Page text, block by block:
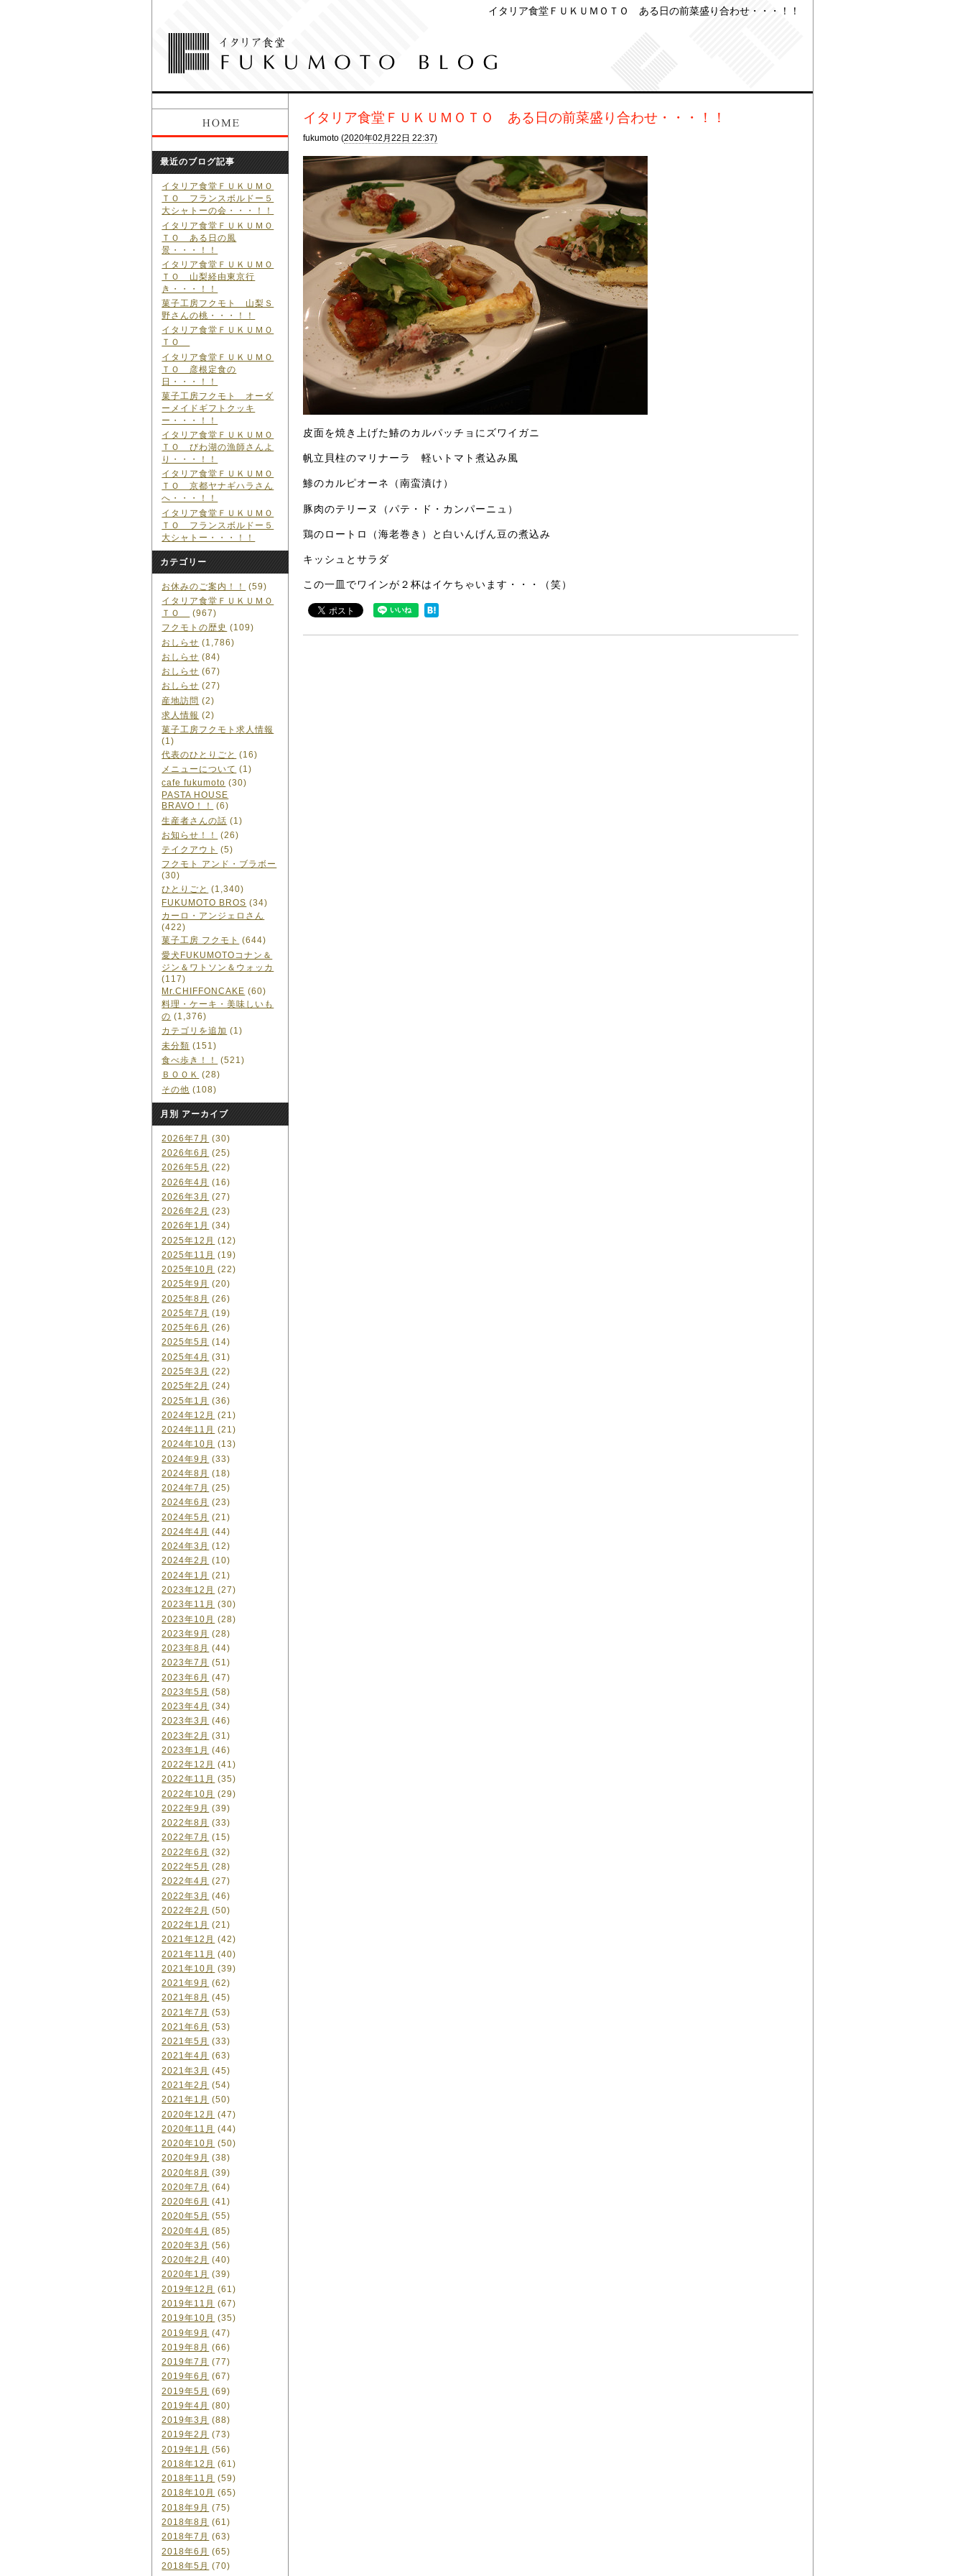
イタリア食堂ＦＵＫＵＭＯＴＯ ある日の前菜盛り合わせ・・・！！
イタリア食堂ＦＵＫＵＭＯＴＯ ある日の前菜盛り合わせ・・・！！
fukumoto (2020年02月22日 22:37)
皮面を焼き上げた鰆のカルパッチョにズワイガニ
帆立貝柱のマリナーラ 軽いトマト煮込み風
鯵のカルピオーネ（南蛮漬け）
豚肉のテリーヌ（パテ・ド・カンパーニュ）
鶏のロートロ（海老巻き）と白いんげん豆の煮込み
キッシュとサラダ
この一皿でワインが２杯はイケちゃいます・・・（笑）
最近のブログ記事
イタリア食堂ＦＵＫＵＭＯ
ＴＯ フランスボルドー５
大シャトーの会・・・！！
イタリア食堂ＦＵＫＵＭＯ
ＴＯ ある日の風
景・・・！！
イタリア食堂ＦＵＫＵＭＯ
ＴＯ 山梨経由東京行
き・・・！！
菓子工房フクモト 山梨Ｓ
野さんの桃・・・！！
イタリア食堂ＦＵＫＵＭＯ
ＴＯ
イタリア食堂ＦＵＫＵＭＯ
ＴＯ 彦根定食の
日・・・！！
菓子工房フクモト オーダ
ーメイドギフトクッキ
ー・・・！！
イタリア食堂ＦＵＫＵＭＯ
ＴＯ びわ湖の漁師さんよ
り・・・！！
イタリア食堂ＦＵＫＵＭＯ
ＴＯ 京都ヤナギハラさん
へ・・・！！
イタリア食堂ＦＵＫＵＭＯ
ＴＯ フランスボルドー５
大シャトー・・・！！
カテゴリー
お休みのご案内！！
(59)
イタリア食堂ＦＵＫＵＭＯ
ＴＯ
(967)
フクモトの歴史 (109)
おしらせ (1,786)
おしらせ (84)
おしらせ (67)
おしらせ (27)
産地訪問 (2)
求人情報 (2)
菓子工房フクモト求人情報
(1)
代表のひとりごと (16)
メニューについて (1)
cafe fukumoto (30)
PASTA HOUSE
BRAVO！！
(6)
生産者さんの話 (1)
お知らせ！！
(26)
テイクアウト (5)
フクモト アンド・ブラボー
(30)
ひとりごと (1,340)
FUKUMOTO BROS (34)
カーロ・アンジェロさん
(422)
菓子工房 フクモト (644)
愛犬FUKUMOTOコナン＆
ジン＆ワトソン＆ウォッカ
(117)
Mr.CHIFFONCAKE (60)
料理・ケーキ・美味しいも
の (1,376)
カテゴリを追加 (1)
未分類 (151)
食べ歩き！！
(521)
ＢＯＯＫ (28)
その他 (108)
月別 アーカイブ
2026年7月 (30)
2026年6月 (25)
2026年5月 (22)
2026年4月 (16)
2026年3月 (27)
2026年2月 (23)
2026年1月 (34)
2025年12月 (12)
2025年11月 (19)
2025年10月 (22)
2025年9月 (20)
2025年8月 (26)
2025年7月 (19)
2025年6月 (26)
2025年5月 (14)
2025年4月 (31)
2025年3月 (22)
2025年2月 (24)
2025年1月 (36)
2024年12月 (21)
2024年11月 (21)
2024年10月 (13)
2024年9月 (33)
2024年8月 (18)
2024年7月 (25)
2024年6月 (23)
2024年5月 (21)
2024年4月 (44)
2024年3月 (12)
2024年2月 (10)
2024年1月 (21)
2023年12月 (27)
2023年11月 (30)
2023年10月 (28)
2023年9月 (28)
2023年8月 (44)
2023年7月 (51)
2023年6月 (47)
2023年5月 (58)
2023年4月 (34)
2023年3月 (46)
2023年2月 (31)
2023年1月 (46)
2022年12月 (41)
2022年11月 (35)
2022年10月 (29)
2022年9月 (39)
2022年8月 (33)
2022年7月 (15)
2022年6月 (32)
2022年5月 (28)
2022年4月 (27)
2022年3月 (46)
2022年2月 (50)
2022年1月 (21)
2021年12月 (42)
2021年11月 (40)
2021年10月 (39)
2021年9月 (62)
2021年8月 (45)
2021年7月 (53)
2021年6月 (53)
2021年5月 (33)
2021年4月 (63)
2021年3月 (45)
2021年2月 (54)
2021年1月 (50)
2020年12月 (47)
2020年11月 (44)
2020年10月 (50)
2020年9月 (38)
2020年8月 (39)
2020年7月 (64)
2020年6月 (41)
2020年5月 (55)
2020年4月 (85)
2020年3月 (56)
2020年2月 (40)
2020年1月 (39)
2019年12月 (61)
2019年11月 (67)
2019年10月 (35)
2019年9月 (47)
2019年8月 (66)
2019年7月 (77)
2019年6月 (67)
2019年5月 (69)
2019年4月 (80)
2019年3月 (88)
2019年2月 (73)
2019年1月 (56)
2018年12月 (61)
2018年11月 (59)
2018年10月 (65)
2018年9月 (75)
2018年8月 (61)
2018年7月 (63)
2018年6月 (65)
2018年5月 (70)